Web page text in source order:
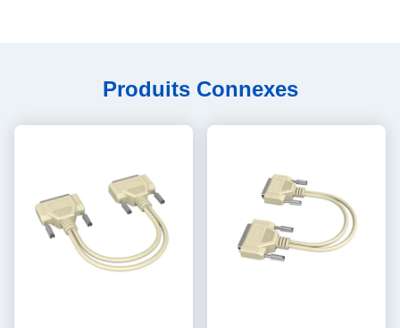
Produits Connexes